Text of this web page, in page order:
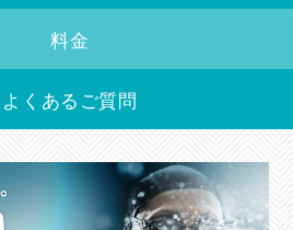
レベルアップと、平泳ぎとバタ
料金
よくあるご質問
必要な持ち物はあります